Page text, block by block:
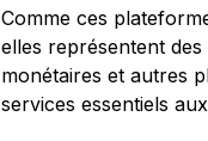
Comme ces
elles représentent
monétaires et autres
services essentiels aux